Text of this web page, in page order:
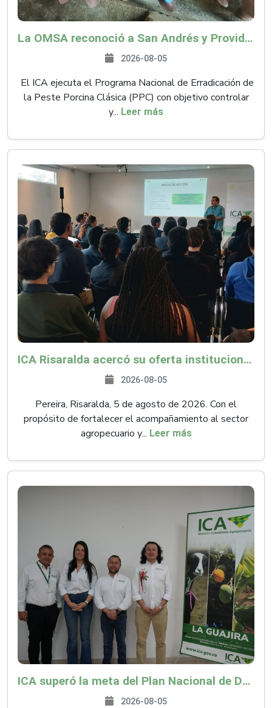
La OMSA reconoció a San Andrés y Providencia como zona libre de Peste Porcina Clásica (PPC)
2026-08-05
El ICA ejecuta el Programa Nacional de Erradicación de
la Peste Porcina Clásica (PPC) con objetivo controlar
y... Leer más
ICA Risaralda acercó su oferta institucional a productores y emprendedores en Expocamello
2026-08-05
Pereira, Risaralda, 5 de agosto de 2026. Con el
propósito de fortalecer el acompañamiento al sector
agropecuario y... Leer más
ICA superó la meta del Plan Nacional de Desarrollo y abrió 61 mercados internacionales
2026-08-05